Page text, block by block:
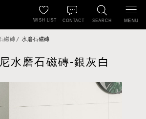
SEARCH
WISH LIST CONTACT MENU
磁磚 水磨石磁磚
水磨石磁磚-銀灰白